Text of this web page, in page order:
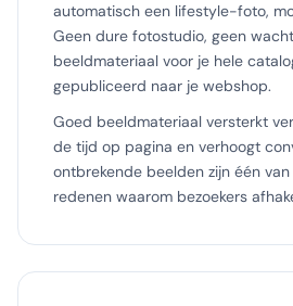
automatisch een lifestyle-foto,
Geen dure fotostudio, geen
beeldmateriaal voor je hele
gepubliceerd naar je webshop.
Goed beeldmateriaal versterkt
de tijd op pagina en verhoogt
ontbrekende beelden zijn één
redenen waarom bezoekers